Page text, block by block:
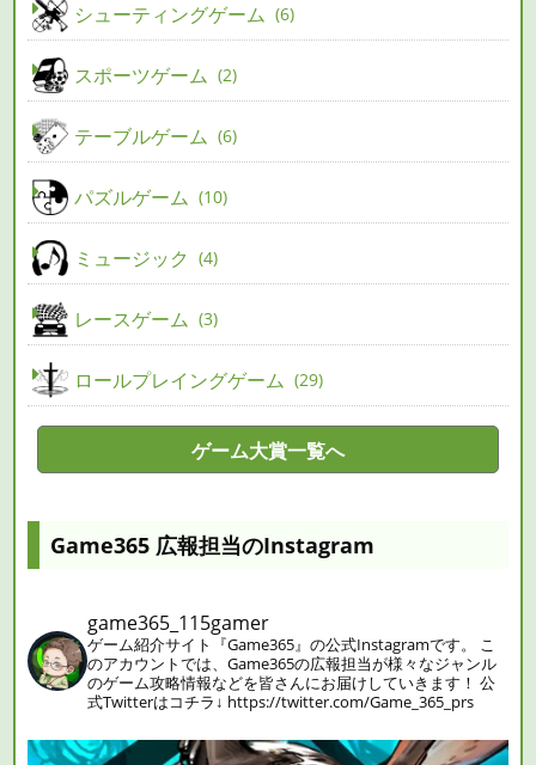
シューティングゲーム 6
スポーツゲーム 2
テーブルゲーム 6
パズルゲーム 10
ミュージック 4
レースゲーム 3
ロールプレイングゲーム 29
ゲーム大賞一覧へ
Game365 広報担当のInstagram
game365_115gamer
ゲーム紹介サイト『Game365』の公式Instagramです。
こ
のアカウントでは、Game365の広報担当が様々なジャンル
のゲーム攻略情報などを皆さんにお届けしていきます！ 公
式Twitterはコチラ↓ https://twitter.com/Game_365_prs